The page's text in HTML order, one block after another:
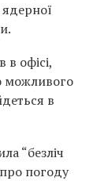
в офісі,
можливого
в
“безліч
погоду